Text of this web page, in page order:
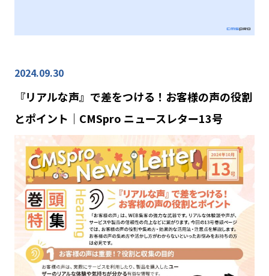
2024.09.30
『リアルな声』で差をつける！お客様の声の役割
とポイント｜CMSpro ニュースレター13号